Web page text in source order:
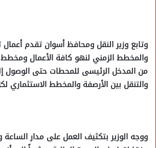
وتابع وزير النقل ومحافظ أسوان تقدم
والمخطط الزمني لنهو كافة الأعمال
من المدخل الرئيسى للمحطات حتى الوصول
والتنقل بين الأرصفة والمخطط الاستثماري
ووجه الوزير بتكثيف العمل على مدار الساعة